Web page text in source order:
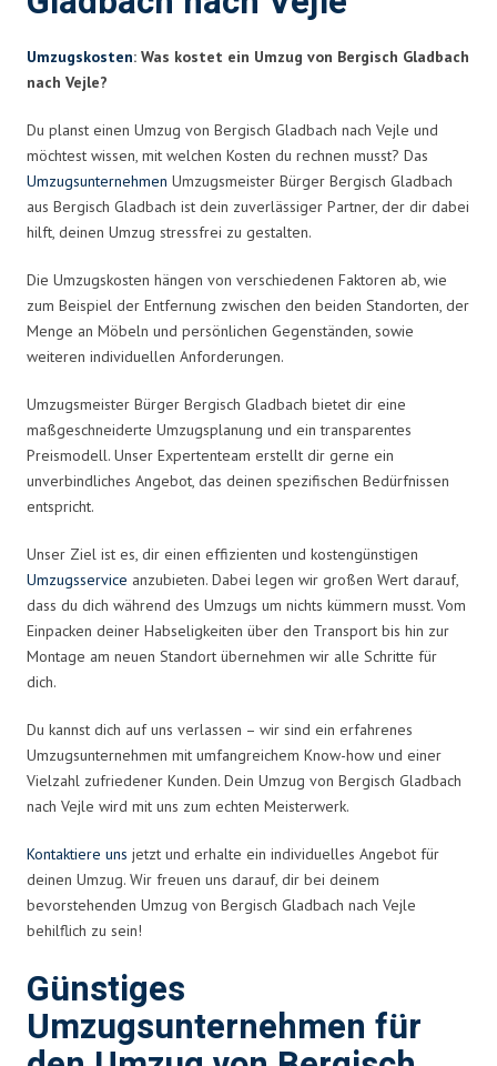
Umzugskosten: Was kostet ein Umzug von Bergisch Gladbach
nach Vejle?
Du planst einen Umzug von Bergisch Gladbach nach Vejle und
möchtest wissen, mit welchen Kosten du rechnen musst? Das
Umzugsunternehmen Umzugsmeister Bürger Bergisch Gladbach
aus Bergisch Gladbach ist dein zuverlässiger Partner, der dir dabei
hilft, deinen Umzug stressfrei zu gestalten.
Die Umzugskosten hängen von verschiedenen Faktoren ab, wie
zum Beispiel der Entfernung zwischen den beiden Standorten, der
Menge an Möbeln und persönlichen Gegenständen, sowie
weiteren individuellen Anforderungen.
Umzugsmeister Bürger Bergisch Gladbach bietet dir eine
maßgeschneiderte Umzugsplanung und ein transparentes
Preismodell. Unser Expertenteam erstellt dir gerne ein
unverbindliches Angebot, das deinen spezifischen Bedürfnissen
entspricht.
Unser Ziel ist es, dir einen effizienten und kostengünstigen
Umzugsservice anzubieten. Dabei legen wir großen Wert darauf,
dass du dich während des Umzugs um nichts kümmern musst. Vom
Einpacken deiner Habseligkeiten über den Transport bis hin zur
Montage am neuen Standort übernehmen wir alle Schritte für
dich.
Du kannst dich auf uns verlassen – wir sind ein erfahrenes
Umzugsunternehmen mit umfangreichem Know-how und einer
Vielzahl zufriedener Kunden. Dein Umzug von Bergisch Gladbach
nach Vejle wird mit uns zum echten Meisterwerk.
Kontaktiere uns jetzt und erhalte ein individuelles Angebot für
deinen Umzug. Wir freuen uns darauf, dir bei deinem
bevorstehenden Umzug von Bergisch Gladbach nach Vejle
behilflich zu sein!
Günstiges
Umzugsunternehmen für